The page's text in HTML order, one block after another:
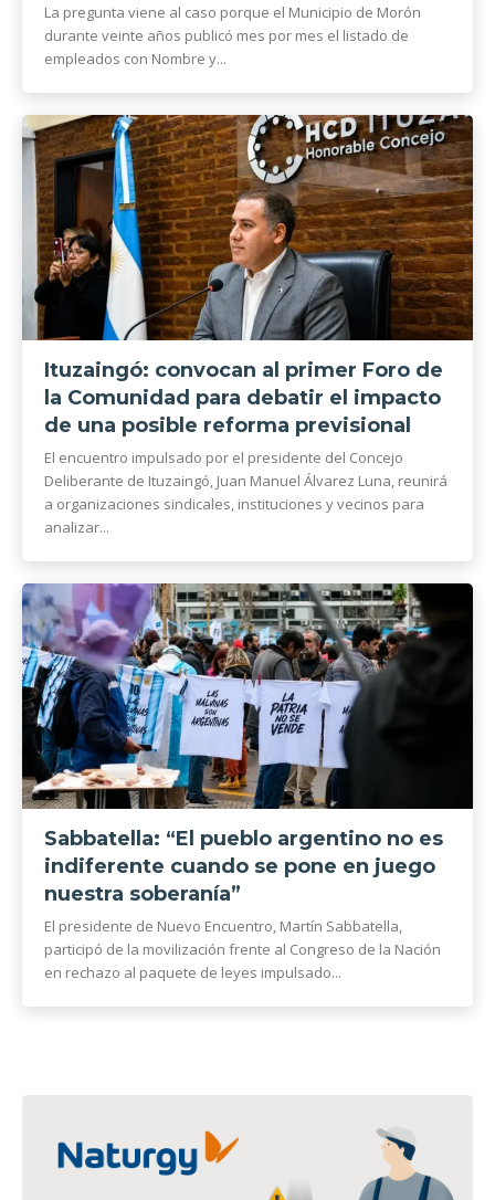
La pregunta viene al caso porque el Municipio de Morón
durante veinte años publicó mes por mes el listado de
empleados con Nombre y...
Ituzaingó: convocan al primer Foro de
la Comunidad para debatir el impacto
de una posible reforma previsional
El encuentro impulsado por el presidente del Concejo
Deliberante de Ituzaingó, Juan Manuel Álvarez Luna, reunirá
a organizaciones sindicales, instituciones y vecinos para
analizar...
Sabbatella: “El pueblo argentino no es
indiferente cuando se pone en juego
nuestra soberanía”
El presidente de Nuevo Encuentro, Martín Sabbatella,
participó de la movilización frente al Congreso de la Nación
en rechazo al paquete de leyes impulsado...